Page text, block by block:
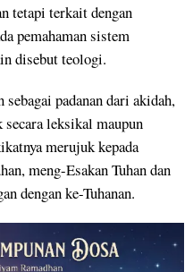
tetapi terkait dengan
pemahaman sistem
disebut teologi.
padanan dari akidah,
leksikal maupun
merujuk kepada
meng-Esakan Tuhan dan
dengan ke-Tuhanan.